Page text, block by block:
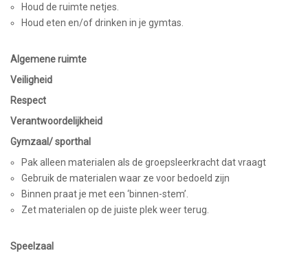
Houd de ruimte netjes.
Houd eten en/of drinken in je gymtas.
Algemene ruimte
Veiligheid
Respect
Verantwoordelijkheid
Gymzaal/ sporthal
Pak alleen materialen als de groepsleerkracht dat vraagt
Gebruik de materialen waar ze voor bedoeld zijn
Binnen praat je met een ‘binnen-stem’.
Zet materialen op de juiste plek weer terug.
Speelzaal